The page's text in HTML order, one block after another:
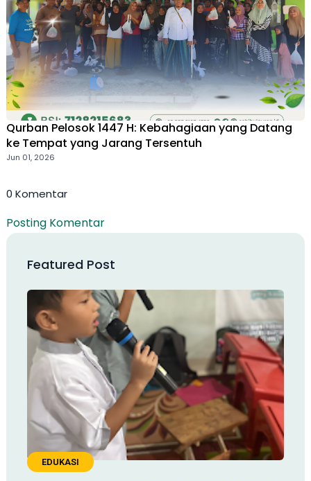
Qurban Pelosok 1447 H: Kebahagiaan yang Datang
ke Tempat yang Jarang Tersentuh
Jun 01, 2026
0 Komentar
Posting Komentar
Featured Post
EDUKASI